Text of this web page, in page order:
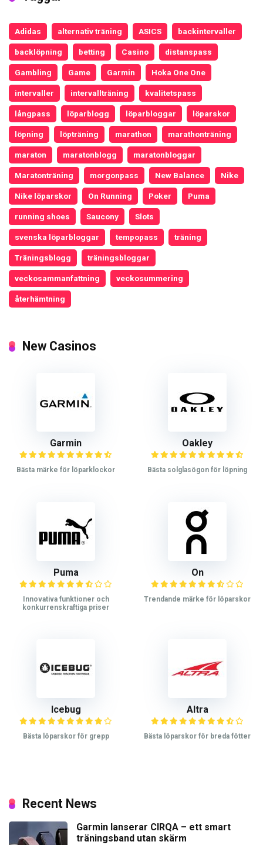
Adidas alternativ träning ASICS backintervaller
backlöpning betting Casino distanspass
Gambling Game Garmin Hoka One One
intervaller intervallträning kvalitetspass
långpass löparblogg löparbloggar löparskor
löpning löpträning marathon marathonträning
maraton maratonblogg maratonbloggar
Maratonträning morgonpass New Balance Nike
Nike löparskor On Running Poker Puma
running shoes Saucony Slots
svenska löparbloggar tempopass träning
Träningsblogg träningsbloggar
veckosammanfattning veckosummering
återhämtning
New Casinos
Garmin
Bästa märke för löparklockor
Oakley
Bästa solglasögon för löpning
Puma
Innovativa funktioner och
konkurrenskraftiga priser
On
Trendande märke för löparskor
Icebug
Bästa löparskor för grepp
Altra
Bästa löparskor för breda fötter
Recent News
Garmin lanserar CIRQA – ett smart
träningsband utan skärm